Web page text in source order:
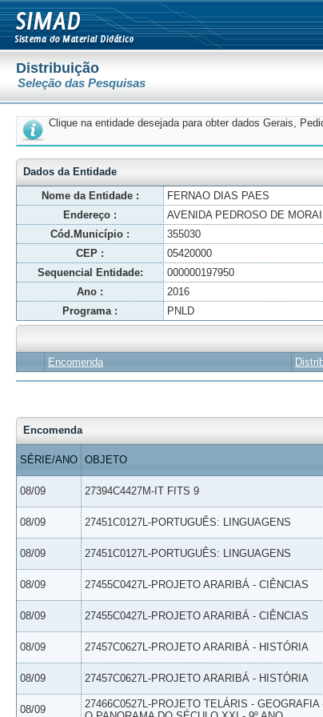
Distribuição
Seleção das Pesquisas
Clique na entidade desejada para obter dados Gerais,
Dados da Entidade
Nome da Entidade :
FERNAO DIAS PAES
Endereço :
AVENIDA PEDROSO DE
Cód.Município :
355030
CEP :
05420000
Sequencial Entidade:
000000197950
Ano :
2016
Programa :
PNLD
Encomenda
Encomenda
SÉRIE/ANO OBJETO
08/09 27394C4427M-IT FITS 9
08/09 27451C0127L-PORTUGUÊS: LINGUAGENS
08/09 27451C0127L-PORTUGUÊS: LINGUAGENS
08/09 27455C0427L-PROJETO ARARIBÁ - CIÊNCIAS
08/09 27455C0427L-PROJETO ARARIBÁ - CIÊNCIAS
08/09 27457C0627L-PROJETO ARARIBÁ - HISTÓRIA
08/09 27457C0627L-PROJETO ARARIBÁ - HISTÓRIA
08/09
27466C0527L-PROJETO TELÁRIS -